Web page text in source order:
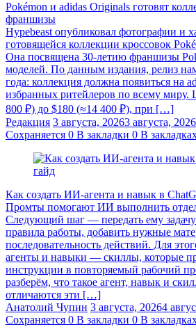
Pokémon и adidas Originals готовят
франшизы
Hypebeast опубликовал фотографии и
готовящейся коллекции кроссовок
Она посвящена 30-летию франшизы
моделей. По данным издания, релиз
года: коллекция должна появиться на
избранных ритейлеров по всему
800 ₽) до $180 (≈14 400 ₽), при […]
Редакция 3 августа, 20263 августа, 2026
Сохраняется 0 В закладки 0 В
Как создать ИИ-агента и навык в
Промты помогают ИИ выполнить
Следующий шаг — передать ему задачу
правила работы, добавить нужные
последовательность действий. Для
агенты и навыки — скиллы, которые
инструкции в повторяемый рабочий
разберём, что такое агент, навык и
отличаются эти […]
Анатолий Чупин 3 августа, 20264
Сохраняется 0 В закладки 0 В